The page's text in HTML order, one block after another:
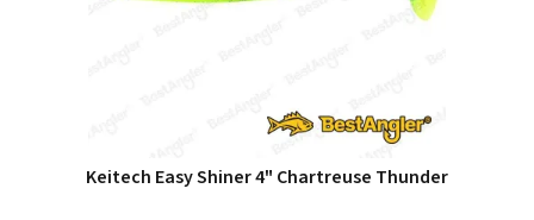
Keitech Easy Shiner 4" Chartreuse Thunder